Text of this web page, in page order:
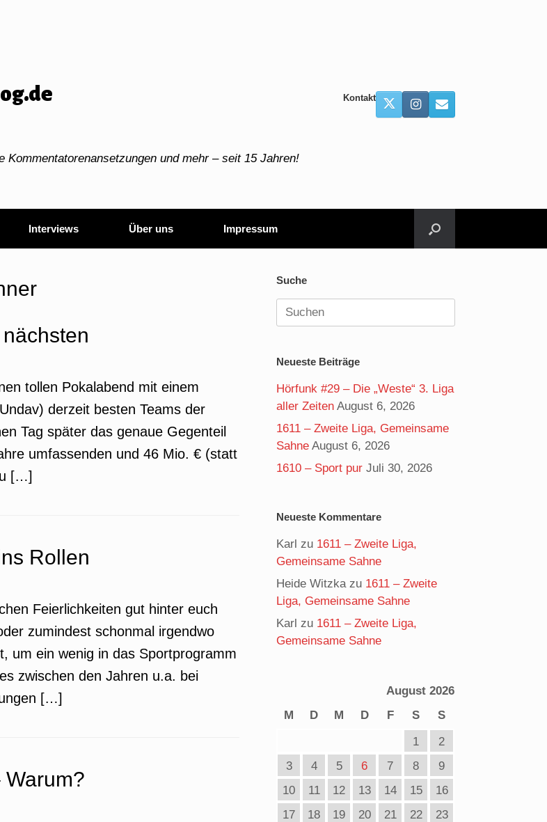
und mehr – seit 15 Jahren!
Kontakt
Interviews Über uns Impressum
tollen Pokalabend mit einem
derzeit besten Teams der
Tag später das genaue Gegenteil
umfassenden und 46 Mio. € (statt
[…]
Rollen
Feierlichkeiten gut hinter euch
zumindest schonmal irgendwo
um ein wenig in das Sportprogramm
zwischen den Jahren u.a. bei
[…]
Suche
Suchen
nach:
Neueste Beiträge
Hörfunk #29 – Die „Weste“ 3. Liga
aller Zeiten August 6, 2026
1611 – Zweite Liga, Gemeinsame
Sahne August 6, 2026
1610 – Sport pur Juli 30, 2026
Neueste Kommentare
Karl zu 1611 – Zweite Liga,
Gemeinsame Sahne
Heide Witzkazu 1611 – Zweite
Liga, Gemeinsame Sahne
Karl zu 1611 – Zweite Liga,
Gemeinsame Sahne
August 2026
M
D M D F S
S
1
2
3
4 5 6 7 8
9
10
11 12 13 14 15
16
17
18 19 20 21 22
23